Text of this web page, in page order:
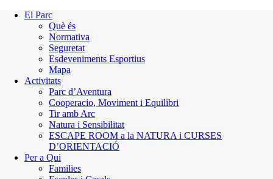
El Parc
Què és
Normativa
Seguretat
Esdeveniments Esportius
Mapa
Activitats
Parc d’Aventura
Cooperacio, Moviment i Equilibri
Tir amb Arc
Natura i Sensibilitat
ESCAPE ROOM a la NATURA i CURSES
D’ORIENTACIÓ
Per a Qui
Families